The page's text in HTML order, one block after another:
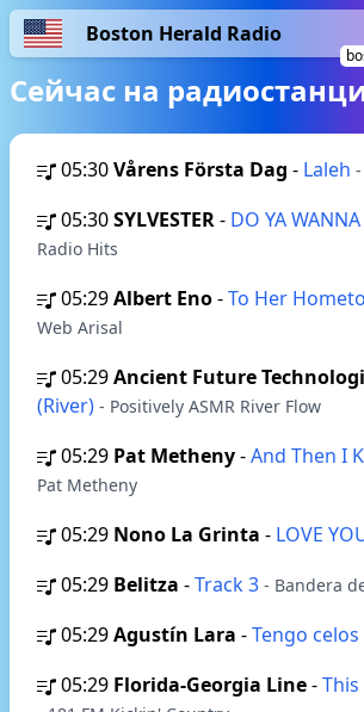
Boston Herald Radio
Сейчас на
05:30Vårens Första Dag - Laleh
05:30SYLVESTER- DO YA
Radio Hits
05:29Albert Eno-To Her
Web Arisal
05:29Ancient Future
(River) - Positively ASMR River Flow
05:29 Pat Metheny-And Then I
Pat Metheny
05:29 Nono La Grinta - LOVE
05:29 Belitza -Track 3 - Bandera
05:29Agustín Lara -Tengo celos
05:29 Florida-Georgia Line-This